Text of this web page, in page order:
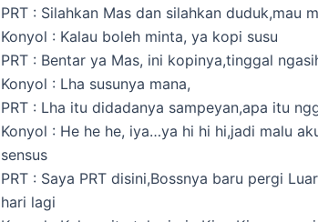
PRT : Silahkan Mas dan silahkan duduk,mau
Konyol : Kalau boleh minta, ya kopi susu
PRT : Bentar ya Mas, ini kopinya,tinggal
Konyol : Lha susunya mana,
PRT : Lha itu didadanya sampeyan,apa itu
Konyol : He he he, iya…ya hi hi hi,jadi malu
sensus
PRT : Saya PRT disini,Bossnya baru pergi
hari lagi